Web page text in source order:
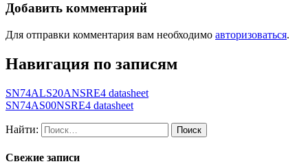
Добавить комментарий
Для отправки комментария вам необходимо авторизоваться.
Навигация по записям
SN74ALS20ANSRE4 datasheet
SN74AS00NSRE4 datasheet
Найти:
Свежие записи